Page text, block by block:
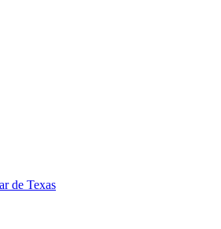
de Texas